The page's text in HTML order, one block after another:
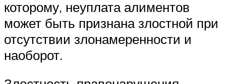
которому, неуплата алиментов
может быть признана злостной при
отсутствии злонамеренности и
наоборот.